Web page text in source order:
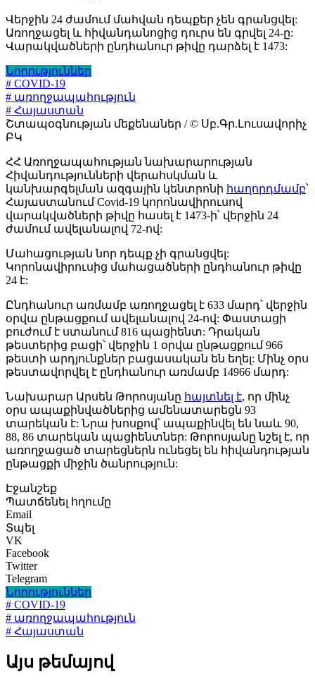
Վերջին 24 ժամում մահվան դեպքեր չեն գրանցվել:
Առողջացել և հիվանդանոցից դուրս են գրվել 24-ը:
Վարակվածների ընդհանուր թիվը դարձել է 1473:
Նորություններ
# COVID-19
# առողջապահություն
# Հայաստան
Շտապօգնության մեքենաներ / © Սբ.Գր.Լուսավորիչ
ԲԿ
ՀՀ Առողջապահության նախարարության
Հիվանդությունների վերահսկման և
կանխարգելման ազգային կենտրոնի հաղորդմամբ՝
Հայաստանում Covid-19 կորոնավիրուսով
վարակվածների թիվը հասել է 1473-ի՝ վերջին 24
ժամում ավելանալով 72-ով:
Մահացության նոր դեպք չի գրանցվել:
Կորոնավիրուսից մահացածների ընդհանուր թիվը
24 է:
Ընդհանուր առմամբ առողջացել է 633 մարդ՝ վերջին
օրվա ընթացքում ավելանալով 24-ով: Փաստացի
բուժում է ստանում 816 պացիենտ: Դրական
թեստերից բացի՝ վերջին 1 օրվա ընթացքում 966
թեստի արդյունքներ բացասական են եղել: Մինչ օրս
թեստավորվել է ընդհանուր առմամբ 14966 մարդ:
Նախարար Արսեն Թորոսյանը հայտնել է, որ մինչ
օրս ապաքինվածներից ամենատարեցն 93
տարեկան է: Նրա խոսքով՝ ապաքինվել են նաև 90,
88, 86 տարեկան պացիենտներ: Թորոսյանը նշել է, որ
առողջացած տարեցներն ունեցել են հիվանդության
ընթացքի միջին ծանրություն:
Էջանշեք
Պատճենել հղումը
Email
Տպել
VK
Facebook
Twitter
Telegram
Նորություններ
# COVID-19
# առողջապահություն
# Հայաստան
Այս թեմայով